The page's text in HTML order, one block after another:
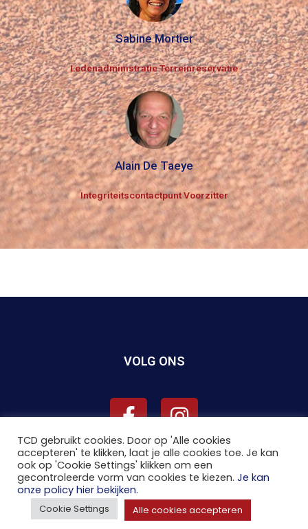
Sabine Mortier
Ledenadministratie Terreinreservatie
Alain De Taeye
Integriteitscontactpunt Voorzitter
VOLG ONS
Copyright © 2026 TCD| Made byJens
TCD gebruikt cookies. Door op 'Alle cookies
accepteren' te klikken, laat je alle cookies toe. Je kan
ook op 'Cookie Settings' klikken om een
gecontroleerde vorm van cookies te kiezen. Je kan
onze policy hier bekijken.
Cookie Settings Alle cookies accepteren